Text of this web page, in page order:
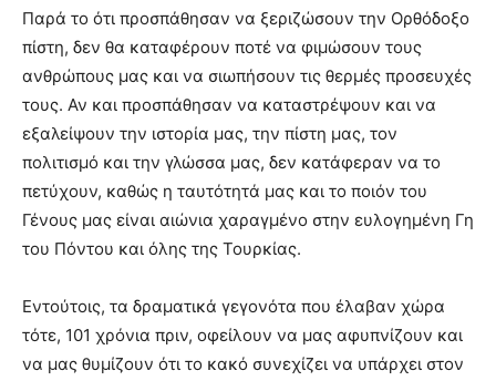
Παρά το ότι προσπάθησαν να ξεριζώσουν την Ορθόδοξο
πίστη, δεν θα καταφέρουν ποτέ να φιµώσουν τους
ανθρώπους µας και να σιωπήσουν τις θερµές προσευχές
τους. Αν και προσπάθησαν να καταστρέψουν και να
εξαλείψουν την ιστορία µας, την πίστη µας, τον
πολιτισµό και την γλώσσα µας, δεν κατάφεραν να το
πετύχουν, καθώς η ταυτότητά µας και το ποιόν του
Γένους µας είναι αιώνια χαραγµένο στην ευλογηµένη Γη
του Πόντου και όλης της Τουρκίας.
Εντούτοις, τα δραµατικά γεγονότα που έλαβαν χώρα
τότε, 101 χρόνια πριν, οφείλουν να µας αφυπνίζουν και
να µας θυµίζουν ότι το κακό συνεχίζει να υπάρχει στον